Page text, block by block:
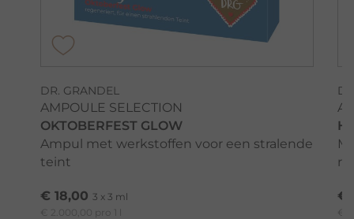
DR. GRANDEL
AMPOULE SELECTION
OKTOBERFEST GLOW
Ampul met werkstoffen voor een stralende
teint
€ 18,00 3 x 3 ml
€ 2.000,00 pro 1 l
€
€